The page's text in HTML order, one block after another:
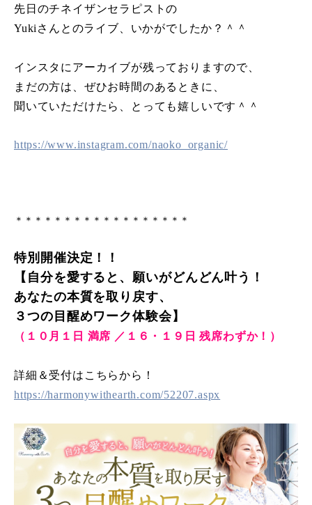
先日のチネイザンセラピストの
Yukiさんとのライブ、いかがでしたか？＾＾
インスタにアーカイブが残っておりますので、
まだの方は、ぜひお時間のあるときに、
聞いていただけたら、とっても嬉しいです＾＾
https://www.instagram.com/naoko_organic/
＊＊＊＊＊＊＊＊＊＊＊＊＊＊＊＊＊＊
特別開催決定！！
【自分を愛すると、願いがどんどん叶う！
あなたの本質を取り戻す、
３つの目醒めワーク体験会】
（１０月１日 満席 ／１６・１９日 残席わずか！）
詳細＆受付はこちらから！
https://harmonywithearth.com/52207.aspx